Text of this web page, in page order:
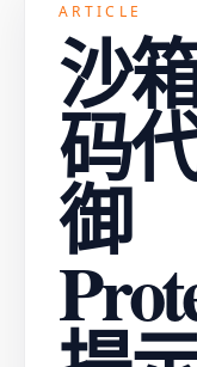
ARTICLE
沙
码
御